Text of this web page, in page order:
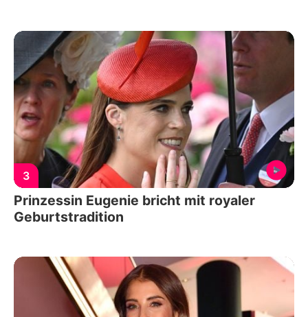
3
Prinzessin Eugenie bricht mit royaler
Geburtstradition